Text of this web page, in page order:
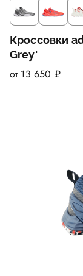
Кроссовки
Grey'
от 13 650 ₽